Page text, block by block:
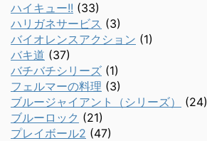
ハイキュー!! (33)
ハリガネサービス (3)
バイオレンスアクション (1)
バキ道 (37)
バチバチシリーズ (1)
フェルマーの料理 (3)
ブルージャイアント（シリーズ）
(24)
ブルーロック (21)
プレイボール2 (47)